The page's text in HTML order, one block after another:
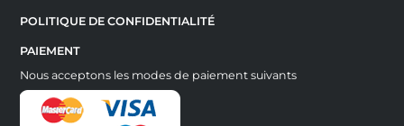
POLITIQUE DE CONFIDENTIALITÉ
PAIEMENT
Nous acceptons les modes de paiement suivants